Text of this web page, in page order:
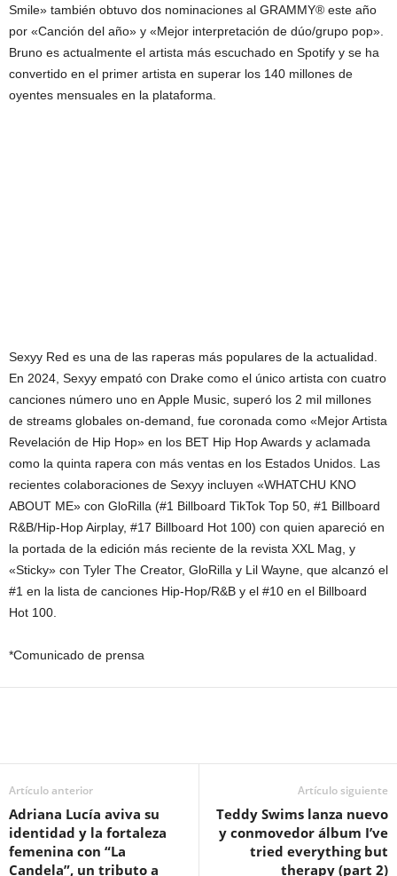
Smile» también obtuvo dos nominaciones al GRAMMY® este año
por «Canción del año» y «Mejor interpretación de dúo/grupo pop».
Bruno es actualmente el artista más escuchado en Spotify y se ha
convertido en el primer artista en superar los 140 millones de
oyentes mensuales en la plataforma.
Sexyy Red es una de las raperas más populares de la actualidad.
En 2024, Sexyy empató con Drake como el único artista con cuatro
canciones número uno en Apple Music, superó los 2 mil millones
de streams globales on-demand, fue coronada como «Mejor Artista
Revelación de Hip Hop» en los BET Hip Hop Awards y aclamada
como la quinta rapera con más ventas en los Estados Unidos. Las
recientes colaboraciones de Sexyy incluyen «WHATCHU KNO
ABOUT ME» con GloRilla (#1 Billboard TikTok Top 50, #1 Billboard
R&B/Hip-Hop Airplay, #17 Billboard Hot 100) con quien apareció en
la portada de la edición más reciente de la revista XXL Mag, y
«Sticky» con Tyler The Creator, GloRilla y Lil Wayne, que alcanzó el
#1 en la lista de canciones Hip-Hop/R&B y el #10 en el Billboard
Hot 100.
*Comunicado de prensa
Artículo anterior
Adriana Lucía aviva su
identidad y la fortaleza
femenina con “La
Candela”, un tributo a
Artículo siguiente
Teddy Swims lanza nuevo
y conmovedor álbum I’ve
tried everything but
therapy (part 2)